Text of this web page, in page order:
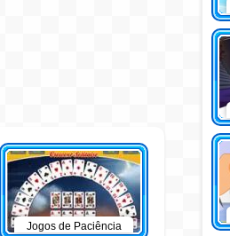
Jogos de Paciência